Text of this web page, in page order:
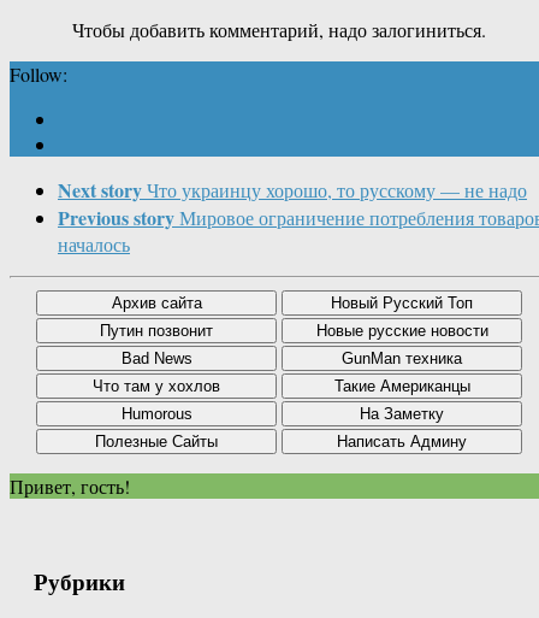
Чтобы добавить комментарий, надо залогиниться.
Follow:
Next storyЧто украинцу хорошо, то русскому — не надо
Previous storyМировое ограничение потребления
началось
Привет, гость!
Рубрики